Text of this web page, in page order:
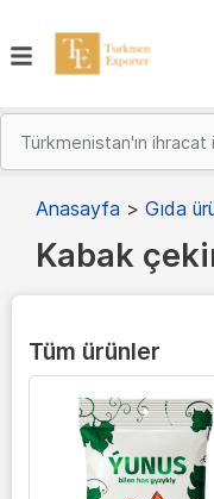
Anasayfa > Gıda
Kabak
Tüm ürünler